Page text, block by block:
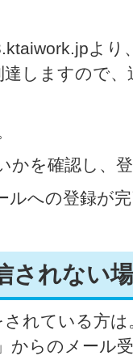
より
しますので
かを確認し、
ルへの登録が
されない
れている方は
からのメール